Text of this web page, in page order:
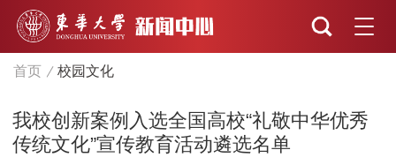
首页 校园文化
我校创新案例入选全国高校“礼敬中华优秀
传统文化”宣传教育活动遴选名单